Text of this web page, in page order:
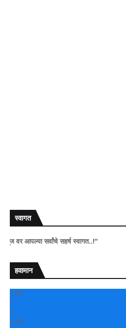
स्वागत
सर्वांचे सहर्ष स्वागत..!"
हवामान
+28
°
C
+29°